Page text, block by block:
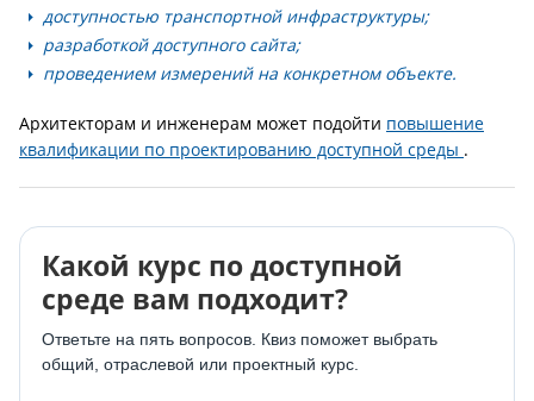
доступностью транспортной инфраструктуры;
разработкой доступного сайта;
проведением измерений на конкретном объекте.
Архитекторам и инженерам может подойти повышение
квалификации по проектированию доступной среды .
Какой курс по доступной
среде вам подходит?
Ответьте на пять вопросов. Квиз поможет выбрать
общий, отраслевой или проектный курс.